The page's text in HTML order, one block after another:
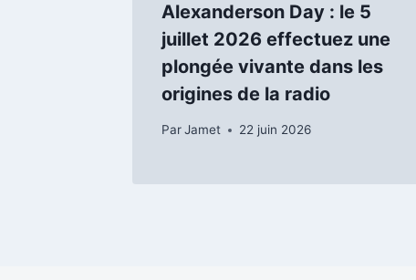
Alexanderson Day : le 5
juillet 2026 effectuez une
plongée vivante dans les
origines de la radio
ParJamet 22 juin 2026